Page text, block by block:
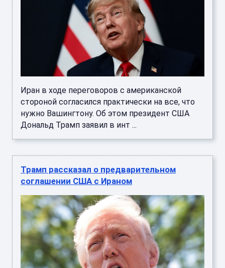
Иран в ходе переговоров с американской
стороной согласился практически на все, что
нужно Вашингтону. Об этом президент США
Дональд Трамп заявил в инт ...
Трамп рассказал о предварительном
соглашении США с Ираном